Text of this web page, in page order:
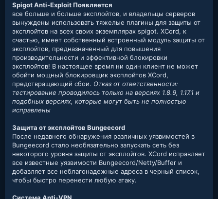
Spigot Anti-Exploit Появляется
все больше и больше эксплойтов, и владельцы серверов
вынуждены использовать тяжелые плагины для защиты от
эксплойтов на всех своих экземплярах spigot. XCord, к
счастью, имеет собственный встроенный модуль защиты от
эксплойтов, предназначенный для повышения
производительности и эффективной блокировки
эксплойтов! В настоящее время ни один клиент не может
обойти мощный блокировщик эксплойтов XCord,
предотвращающий сбои. Отказ от ответственности:
тестирование проводилось только на версиях 1.8.9, 1.17.1 и
подобных версиях, которые могут быть не полностью
исправлены
Защита от эксплойтов Bungeecord
После недавнего обнаружения различных уязвимостей в
Bungeecord стало необязательно запускать сеть без
некоторого уровня защиты от эксплойтов. XCord исправляет
все известные уязвимости Bungeecord/Netty/Buffer и
добавляет все неблагонадежные адреса в черный список,
чтобы быстро перенести любую атаку.